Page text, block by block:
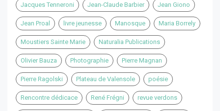
Jacques Tenneroni Jean-Claude Barbier Jean Giono
Jean Proal livre jeunesse Manosque Maria Borrely
Moustiers Sainte Marie Naturalia Publications
Olivier Bauza Photographie Pierre Magnan
Pierre Ragolski Plateau de Valensole poésie
Rencontre dédicace René Frégni revue verdons